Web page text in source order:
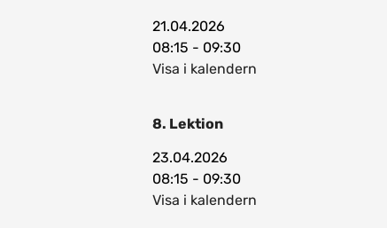
21.04.2026
08:15 - 09:30
Visa i kalendern
8. Lektion
23.04.2026
08:15 - 09:30
Visa i kalendern